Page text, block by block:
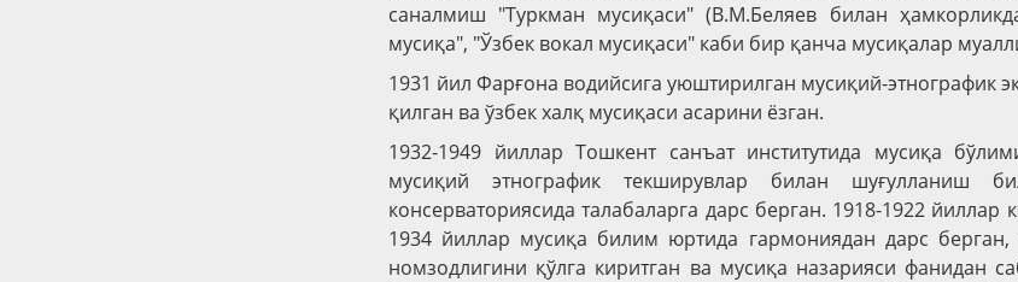
саналмиш "Туркман мусиқаси" (В.М.Беляев билан
мусиқа", "Ўзбек вокал мусиқаси" каби бир қанча мусиқалар
1931 йил Фарғона водийсига уюштирилган мусиқий-этнографик
қилган ва ўзбек халқ мусиқаси асарини ёзган.
1932-1949 йиллар Тошкент санъат институтида мусиқа
мусиқий этнографик текширувлар билан шуғулланиш
консерваториясида талабаларга дарс берган. 1918-1922 йиллар
1934 йиллар мусиқа билим юртида гармониядан дарс
номзодлигини қўлга киритган ва мусиқа назарияси фанидан